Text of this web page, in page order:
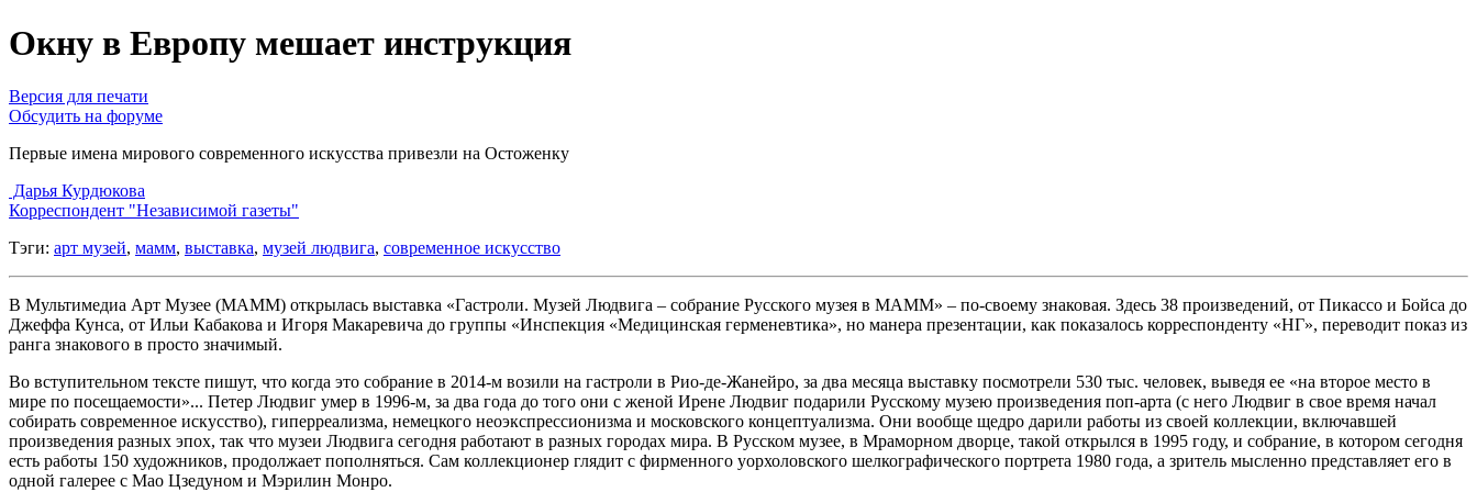
Окну в Европу мешает инструкция
Версия для печати
Обсудить на форуме
Первые имена мирового современного искусства привезли на Остоженку
Дарья Курдюкова
Корреспондент "Независимой газеты"
Тэги: арт музей, мамм, выставка, музей людвига, современное искусство
В Мультимедиа Арт Музее (МАММ) открылась выставка «Гастроли. Музей Людвига – собрание Русского музея в МАММ» – по-своему знаковая. Здесь 38 произведений, от Пикассо и Бойса до
Джеффа Кунса, от Ильи Кабакова и Игоря Макаревича до группы «Инспекция «Медицинская герменевтика», но манера презентации, как показалось корреспонденту «НГ», переводит показ из
ранга знакового в просто значимый.
Во вступительном тексте пишут, что когда это собрание в 2014-м возили на гастроли в Рио-де-Жанейро, за два месяца выставку посмотрели 530 тыс. человек, выведя ее «на второе место в
мире по посещаемости»... Петер Людвиг умер в 1996-м, за два года до того они с женой Ирене Людвиг подарили Русскому музею произведения поп-арта (с него Людвиг в свое время начал
собирать современное искусство), гиперреализма, немецкого неоэкспрессионизма и московского концептуализма. Они вообще щедро дарили работы из своей коллекции, включавшей
произведения разных эпох, так что музеи Людвига сегодня работают в разных городах мира. В Русском музее, в Мраморном дворце, такой открылся в 1995 году, и собрание, в котором сегодня
есть работы 150 художников, продолжает пополняться. Сам коллекционер глядит с фирменного уорхоловского шелкографического портрета 1980 года, а зритель мысленно представляет его в
одной галерее с Мао Цзедуном и Мэрилин Монро.